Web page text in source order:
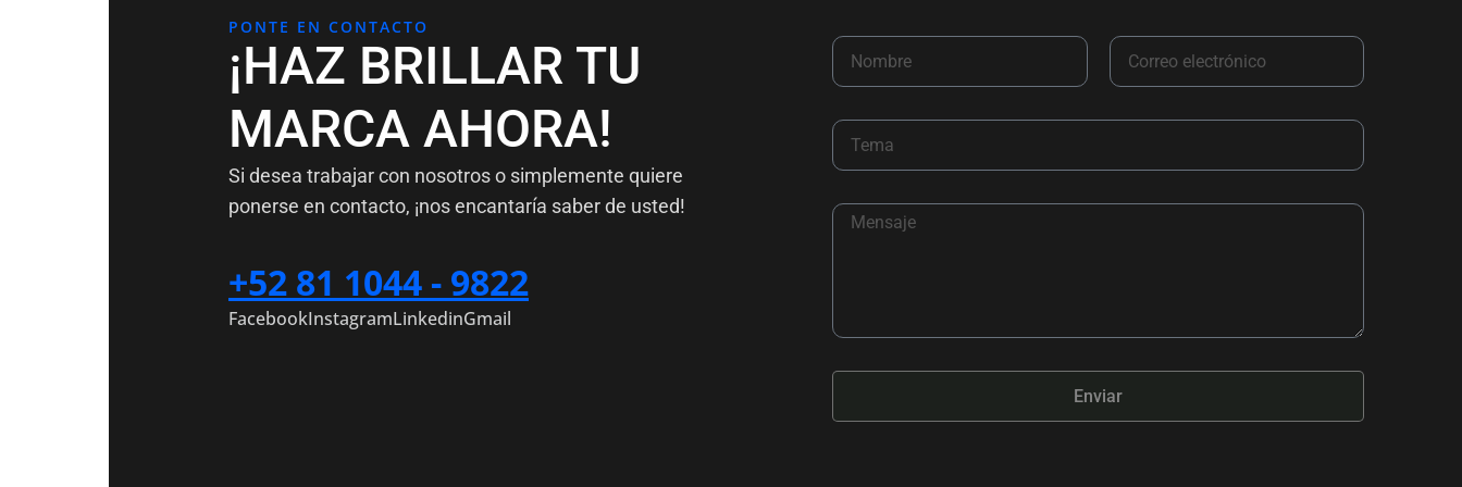
PONTE EN CONTACTO
¡HAZ BRILLAR TU
MARCA AHORA!
Si desea trabajar con nosotros o simplemente quiere
ponerse en contacto, ¡nos encantaría saber de usted!
+52 81 1044 - 9822
FacebookInstagramLinkedinGmail
Enviar